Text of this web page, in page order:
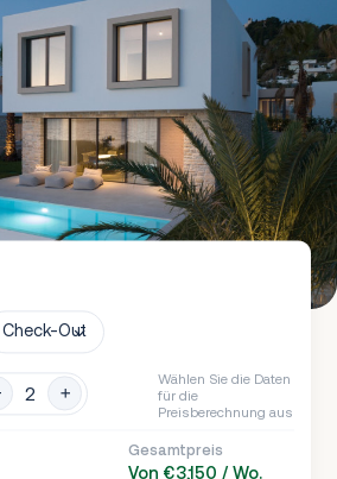
Check-Out
Wählen Sie die Daten
für die
Preisberechnung aus
Gesamtpreis
Von €3,150 / Wo.